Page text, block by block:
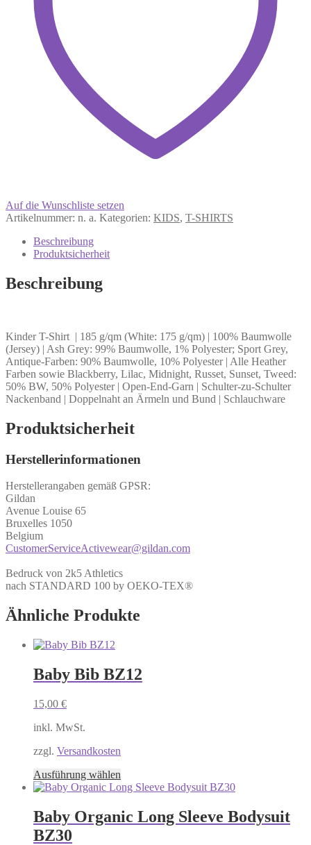
Auf die Wunschliste setzen
Artikelnummer: n. a. Kategorien: KIDS, T-SHIRTS
Beschreibung
Produktsicherheit
Beschreibung
Kinder T-Shirt | 185 g/qm (White: 175 g/qm) | 100% Baumwolle
(Jersey) | Ash Grey: 99% Baumwolle, 1% Polyester; Sport Grey,
Antique-Farben: 90% Baumwolle, 10% Polyester | Alle Heather
Farben sowie Blackberry, Lilac, Midnight, Russet, Sunset, Tweed:
50% BW, 50% Polyester | Open-End-Garn | Schulter-zu-Schulter
Nackenband | Doppelnaht an Ärmeln und Bund | Schlauchware
Produktsicherheit
Herstellerinformationen
Herstellerangaben gemäß GPSR:
Gildan
Avenue Louise 65
Bruxelles 1050
Belgium
CustomerServiceActivewear@gildan.com
Bedruck von 2k5 Athletics
nach STANDARD 100 by OEKO-TEX®
Ähnliche Produkte
Baby Bib BZ12
15,00 €
inkl. MwSt.
zzgl. Versandkosten
Ausführung wählen
Produkt
mehrere
Varianten
Baby Organic Long Sleeve Bodysuit
BZ30